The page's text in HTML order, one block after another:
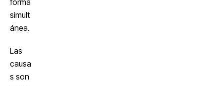
forma
simult
ánea.
Las
causa
s son